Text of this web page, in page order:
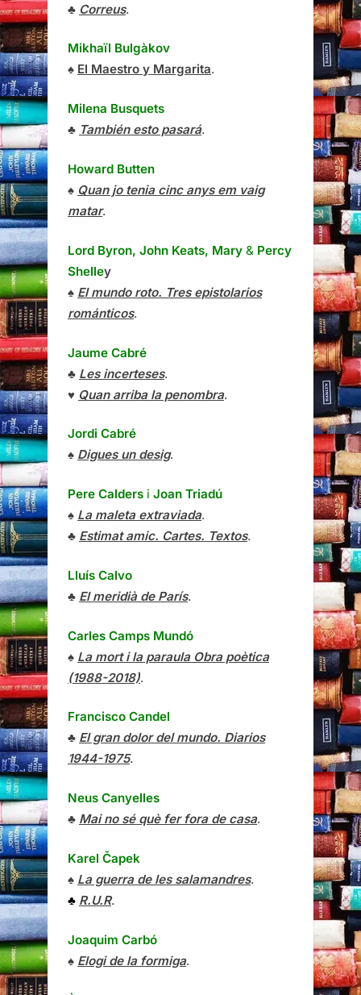
♣ Correus.
Mikhaïl Bulgàkov
♠ El Maestro y Margarita.
Milena Busquets
♣ También esto pasará.
Howard Butten
♠ Quan jo tenia cinc anys em vaig
matar.
Lord Byron, John Keats, Mary & Percy
Shelley
♠ El mundo roto. Tres epistolarios
románticos.
Jaume Cabré
♣ Les incerteses.
♥ Quan arriba la penombra.
Jordi Cabré
♠ Digues un desig.
Pere Calders i Joan Triadú
♠ La maleta extraviada.
♣ Estimat amic. Cartes. Textos.
Lluís Calvo
♣ El meridià de París.
Carles Camps Mundó
♠ La mort i la paraula Obra poètica
(1988-2018).
Francisco Candel
♣ El gran dolor del mundo. Diarios
1944-1975.
Neus Canyelles
♣ Mai no sé què fer fora de casa.
Karel Čapek
♠ La guerra de les salamandres.
♣ R.U.R.
Joaquim Carbó
♠ Elogi de la formiga.